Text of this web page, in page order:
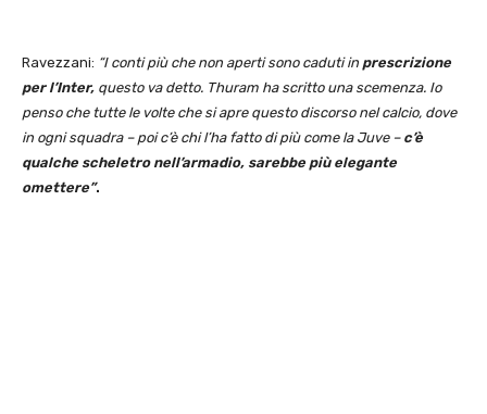
Ravezzani: “I conti più che non aperti sono caduti in prescrizione
per l’Inter, questo va detto. Thuram ha scritto una scemenza. Io
penso che tutte le volte che si apre questo discorso nel calcio, dove
in ogni squadra – poi c’è chi l’ha fatto di più come la Juve – c’è
qualche scheletro nell’armadio, sarebbe più elegante
omettere”.